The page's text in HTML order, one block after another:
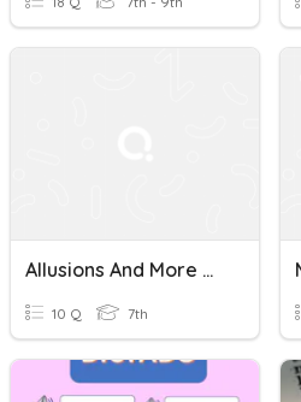
Allusions And More Quiz
10 Q 7th